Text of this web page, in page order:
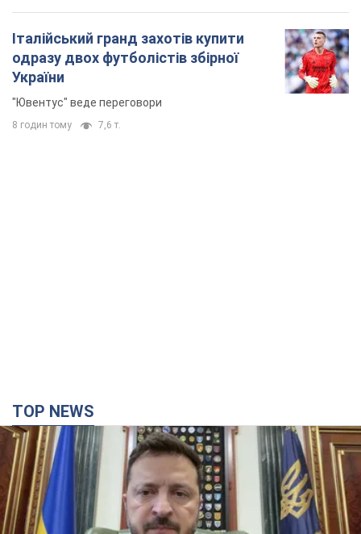
Італійський гранд захотів купити
одразу двох футболістів збірної
України
"Ювентус" веде переговори
8 годин тому 7,6 т.
TOP NEWS